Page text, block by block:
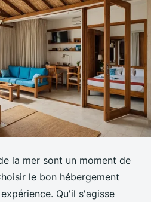
la mer sont un moment de
le bon hébergement
Qu'il s'agisse